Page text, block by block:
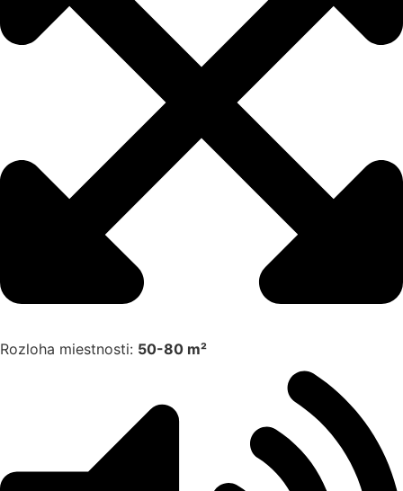
Rozloha miestnosti: 50-80 m²